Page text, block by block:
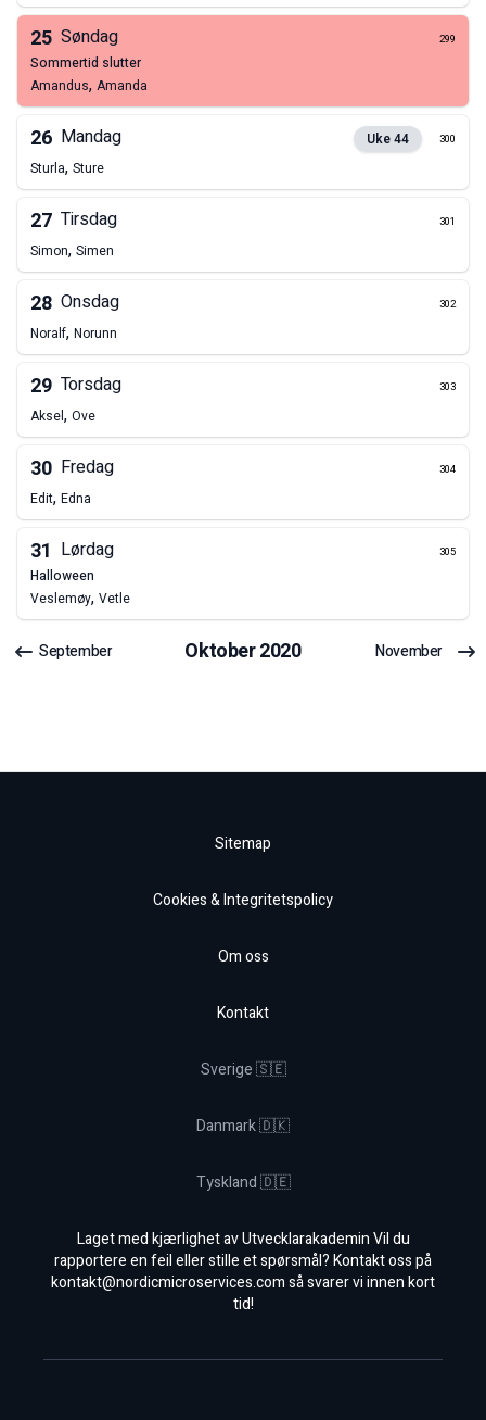
25 Søndag 299
sommertid slutter
Amandus, Amanda
26 Mandag Uke44 300
Sturla, Sture
27 Tirsdag 301
Simon, Simen
28 Onsdag 302
Noralf, Norunn
29 Torsdag 303
Aksel, Ove
30 Fredag 304
Edit, Edna
31 Lørdag 305
halloween
Veslemøy, Vetle
September Oktober2020 November
Sitemap
Cookies & Integritetspolicy
Om oss
Kontakt
Sverige 🇸🇪
Danmark 🇩🇰
Tyskland 🇩🇪
Laget med kjærlighet av Utvecklarakademin Vil du
rapportere en feil eller stille et spørsmål? Kontakt oss på
kontakt@nordicmicroservices.comså svarer vi innen kort
tid!